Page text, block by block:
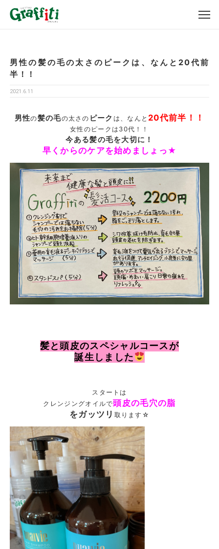
男性の髪の毛の太さのピークは、なんと20代前
半！！
2021.6.11
男性の髪の毛の太さの ピーク は、なんと 20代前半！！
女性のピークは30代！！
今ある髪の毛を大切に！
早くからのケアを始めましょっ★
髪と頭皮のスペシャルコースが
誕生しました
スタートは
クレンジングオイルで頭皮の毛穴の脂
をガッツリ 取ります☆